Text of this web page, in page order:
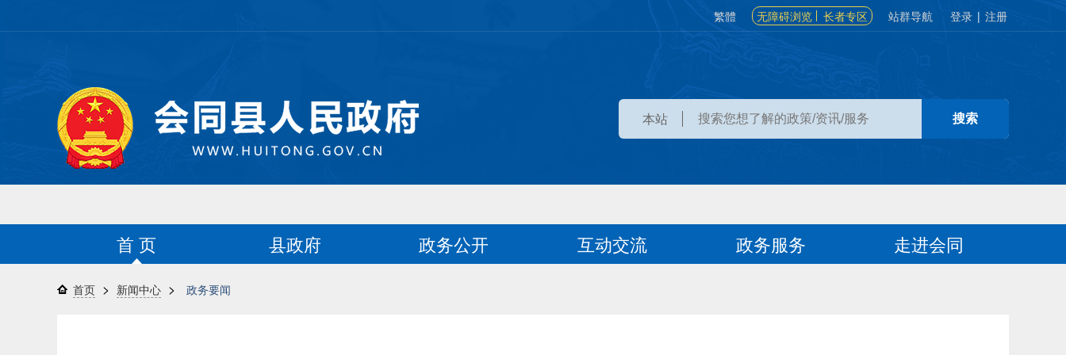
繁體 无障碍浏览 长者专区 站群导航 登录 | 注册
本站
首 页 县政府 政务公开 互动交流 政务服务 走进会同
首页 > 新闻中心 > 政务要闻